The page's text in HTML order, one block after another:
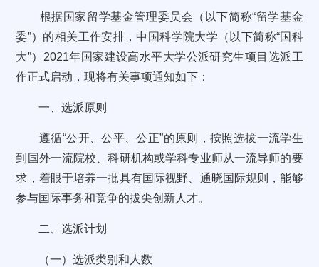
根据国家留学基金管理委员会（以下简称“留学基金
委”）的相关工作安排，中国科学院大学（以下简称“国科
大”）2021年国家建设高水平大学公派研究生项目选派工
作正式启动，现将有关事项通知如下：
一、选派原则
遵循“公开、公平、公正”的原则，按照选拔一流学生
到国外一流院校、科研机构或学科专业师从一流导师的要
求，着眼于培养一批具有国际视野、通晓国际规则，能够
参与国际事务和竞争的拔尖创新人才。
二、选派计划
（一）选派类别和人数